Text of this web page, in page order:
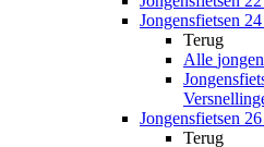
Jongensfietsen
Terug
Alle
Jongensfietsen
Terug